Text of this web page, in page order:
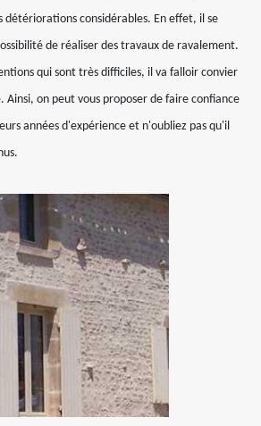
considérables. En effet, il se
de réaliser des travaux de ravalement.
qui sont très difficiles, il va falloir convier
Ainsi, on peut vous proposer de faire confiance
années d'expérience et n'oubliez pas qu'il